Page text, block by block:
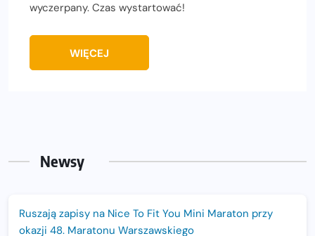
wyczerpany. Czas wystartować!
WIĘCEJ
Newsy
Ruszają zapisy na Nice To Fit You Mini Maraton przy
okazji 48. Maratonu Warszawskiego